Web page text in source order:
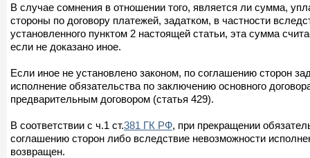
В случае сомнения в отношении того, является ли сумма,
стороны по договору платежей, задатком, в частности
установленного пунктом 2 настоящей статьи, эта сумма
если не доказано иное.
Если иное не установлено законом, по соглашению сторон
исполнение обязательства по заключению основного
предварительным договором (статья 429).
В соответствии с ч.1 ст.381 ГК РФ, при прекращении
соглашению сторон либо вследствие невозможности
возвращен.